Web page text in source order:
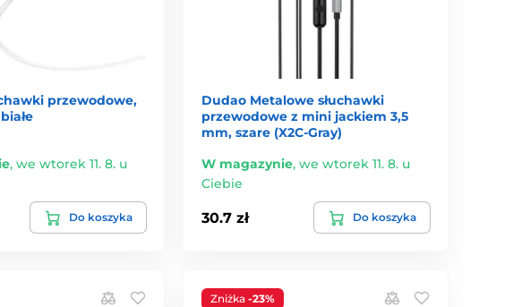
przewodowe,
, we wtorek 11. 8. u
Do koszyka
Dudao Metalowe słuchawki
przewodowe z mini jackiem 3,5
mm, szare (X2C-Gray)
W magazynie,we wtorek 11. 8. u
Ciebie
30.7 zł Do koszyka
Zniżka-23%